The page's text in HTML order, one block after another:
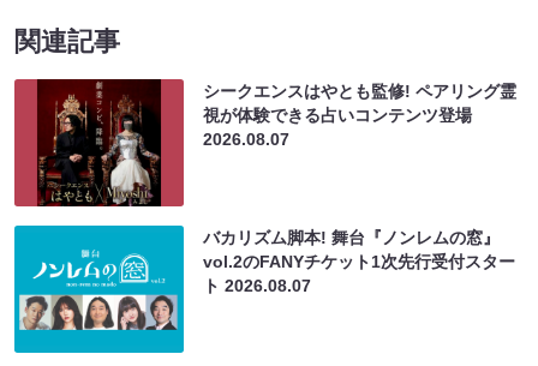
関連記事
シークエンスはやとも監修! ペアリング霊
視が体験できる占いコンテンツ登場
2026.08.07
バカリズム脚本! 舞台『ノンレムの窓』
vol.2のFANYチケット1次先行受付スター
ト2026.08.07